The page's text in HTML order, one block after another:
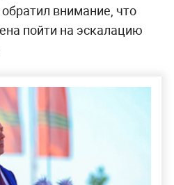
внимание, что
пойти на эскалацию